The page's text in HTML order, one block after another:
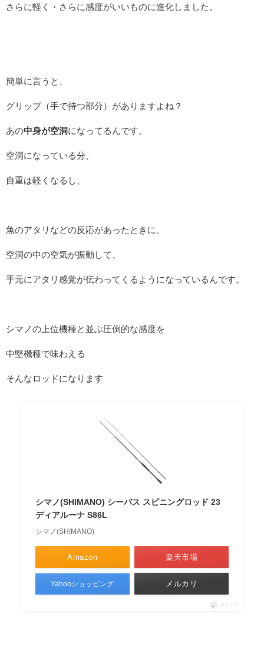
さらに軽く・さらに感度がいいものに進化しました。
簡単に言うと、
グリップ（手で持つ部分）がありますよね？
あの中身が空洞になってるんです。
空洞になっている分、
自重は軽くなるし、
魚のアタリなどの反応があったときに、
空洞の中の空気が振動して、
手元にアタリ感覚が伝わってくるようになっているんです。
シマノの上位機種と並ぶ圧倒的な感度を
中堅機種で味わえる
そんなロッドになります
シマノ(SHIMANO) シーバス スピニングロッド 23
ディアルーナ S86L
シマノ(SHIMANO)
Amazon 楽天市場
Yahooショッピング メルカリ
ポチップ